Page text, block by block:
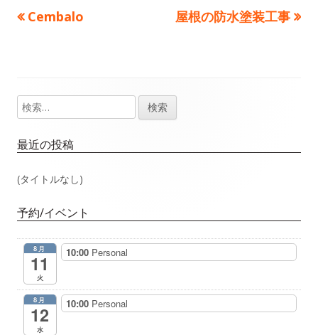
投
ビ
ゲ
ー
シ
ョ
ン
前
Cembalo
次
屋根の防水塗装工事
メ
イ
ン
ド
バ
検
索:
最近の投稿
(タイトルなし)
予約/イベント
8月
11
火
10:00 Personal
8月
12
水
10:00 Personal